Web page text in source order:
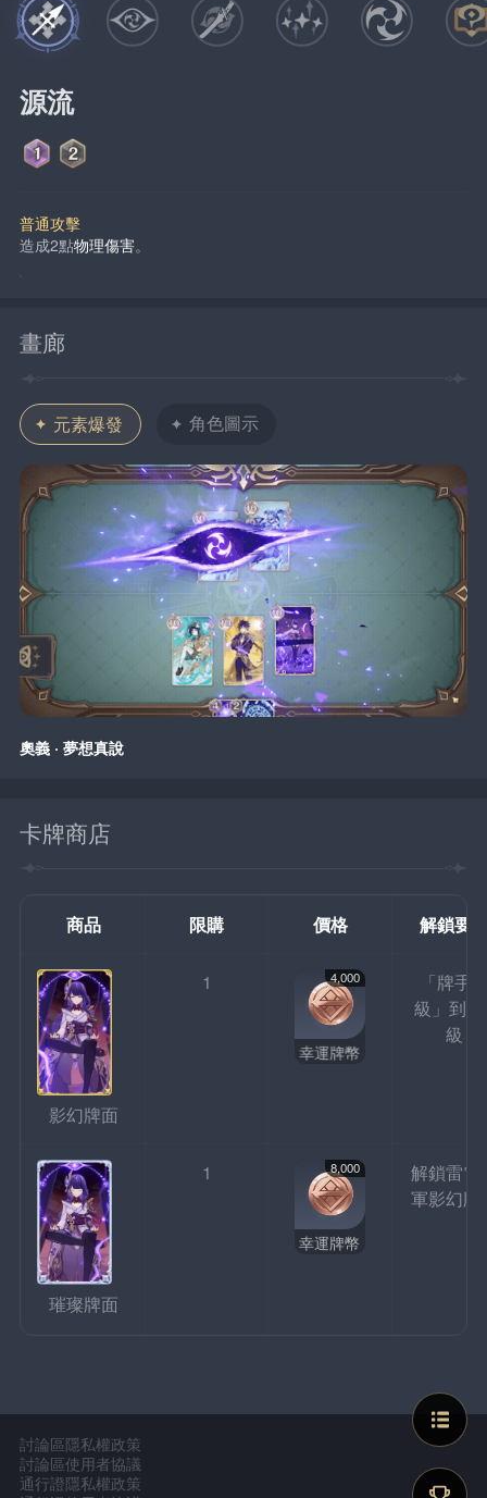
源流
普通攻擊
造成2點物理傷害。
畫廊
元素爆發 角色圖示
奧義 · 夢想真說
卡牌商店
商品 限購 價格 解鎖要
影幻牌面
1 4,000
幸運牌幣
「牌手
級」到
級
璀璨牌面
1 8,000
幸運牌幣
解鎖雷電
軍影幻牌
討論區隱私權政策
討論區使用者協議
通行證隱私權政策